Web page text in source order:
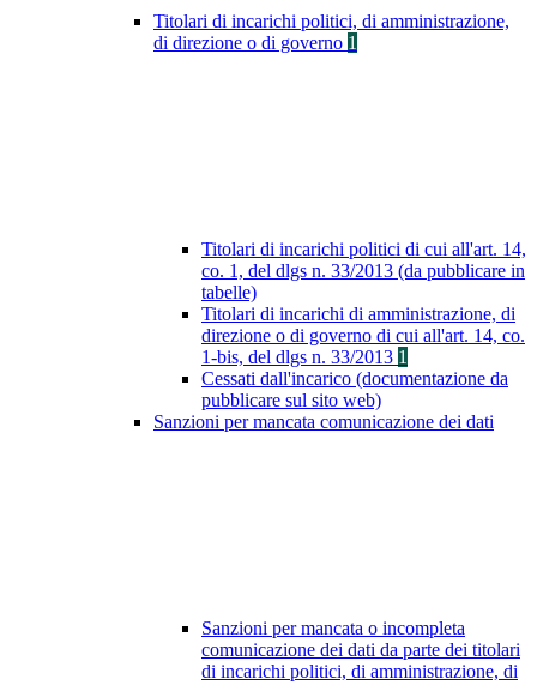
Titolari di incarichi politici, di amministrazione,
di direzione o di governo 1
Titolari di incarichi politici di cui all'art. 14,
co. 1, del dlgs n. 33/2013 (da pubblicare in
tabelle)
Titolari di incarichi di amministrazione, di
direzione o di governo di cui all'art. 14, co.
1-bis, del dlgs n. 33/2013 1
Cessati dall'incarico (documentazione da
pubblicare sul sito web)
Sanzioni per mancata comunicazione dei dati
Sanzioni per mancata o incompleta
comunicazione dei dati da parte dei titolari
di incarichi politici, di amministrazione, di